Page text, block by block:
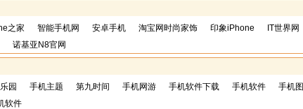
之家 智能手机网 安卓手机 淘宝网时尚家饰 印象iPhone
IT世界网
诺基亚N8官网
园 手机主题 第九时间 手机网游 手机软件下载 手机软件
手机图
软件